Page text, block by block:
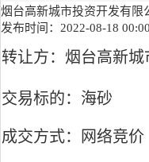
烟台高新城市投资开发有
发布时间：2022-08-18 00:00
转让方：烟台高新城
交易标的：海砂
成交方式：网络竞价